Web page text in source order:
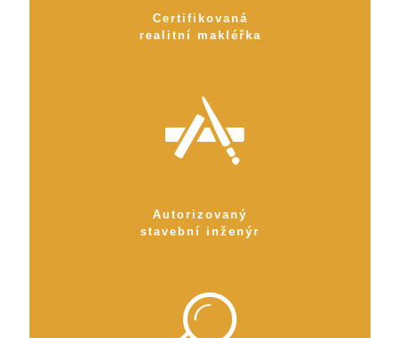
Certifikovaná
realitní makléřka
Autorizovaný
stavební inženýr